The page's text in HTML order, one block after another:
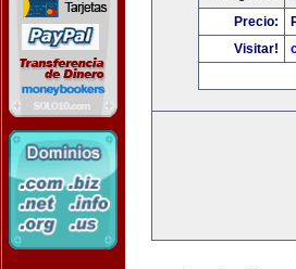
Precio:
Visitar!